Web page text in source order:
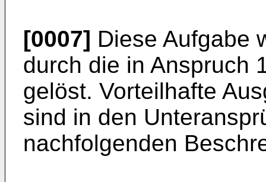
[0007] Diese Aufgabe
durch die in Anspruch
gelöst. Vorteilhafte
sind in den
nachfolgenden